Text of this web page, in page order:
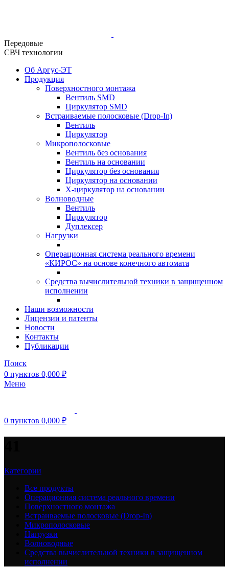
Передовые
СВЧ технологии
Об Аргус-ЭТ
Продукция
Поверхностного монтажа
Вентиль SMD
Циркулятор SMD
Встраиваемые полосковые (Drop-In)
Вентиль
Циркулятор
Микрополосковые
Вентиль без основания
Вентиль на основании
Циркулятор без основания
Циркулятор на основании
Х-циркулятор на основании
Волноводные
Вентиль
Циркулятор
Дуплексер
Нагрузки
Операционная система реального времени
«КИРОС» на основе конечного автомата
Средства вычислительной техники в защищенном
исполнении
Наши возможности
Лицензии и патенты
Новости
Контакты
Публикации
Поиск
0 пунктов 0,000 ₽
Меню
0 пунктов 0,000 ₽
Категории
Все продукты
Операционная система реального времени
Поверхностного монтажа
Встраиваемые полосковые (Drop-In)
Микрополосковые
Нагрузки
Волноводные
Средства вычислительной техники в защищенном
исполнении